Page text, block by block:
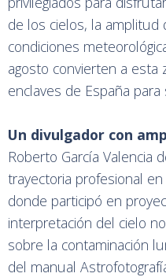
de los cielos, la amplitud
condiciones
agosto convierten a
enclaves de España
Un divulgador con
Roberto García Valencia
trayectoria profesional
donde participó en
interpretación del cielo
sobre la contaminación
del manual